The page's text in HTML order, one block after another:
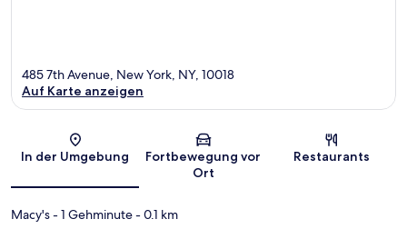
Karte
485 7th Avenue, New York, NY, 10018
Auf Karte anzeigen
In der Umgebung
Fortbewegung vor
Ort
Restaurants
Macy's- 1 Gehminute- 0.1 km